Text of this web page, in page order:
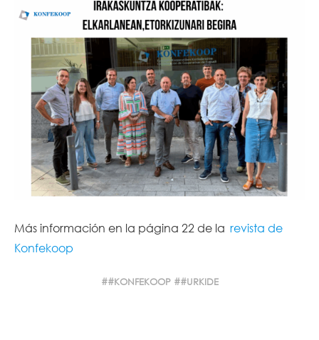
Más información en la página 22 de la revista de
Konfekoop
#KONFEKOOP #URKIDE